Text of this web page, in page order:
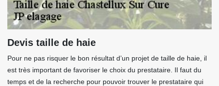
Devis taille de haie
Pour ne pas risquer le bon résultat d’un projet de taille de haie, il
est très important de favoriser le choix du prestataire. Il faut du
temps et de la recherche pour pouvoir trouver le prestataire qui